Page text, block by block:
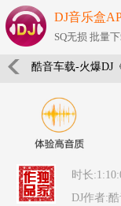
DJ音乐盒
SQ无损 批量
酷音车载-火爆DJ
车载靓碟-Dj小峰
时长
DJ作者: